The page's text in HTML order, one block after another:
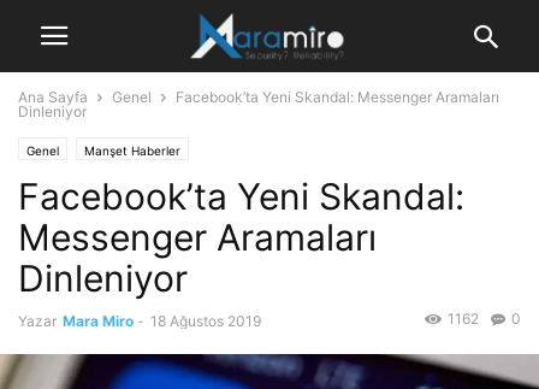
Ana Sayfa Genel
Facebook’ta Yeni Skandal: Messenger Aramaları
Dinleniyor
Genel Manşet Haberler
Facebook’ta Yeni Skandal:
Messenger Aramaları
Dinleniyor
Yazar Mara Miro - 18 Ağustos 2019 0
1162